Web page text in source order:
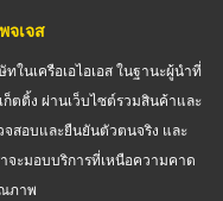
จเจส
ในเครือเอไอเอส ในฐานะผู้นำที่
ตติ้ง ผ่านเว็บไซต์รวมสินค้าและ
จสอบและยืนยันตัวตนจริง และ
จะมอบบริการที่เหนือความคาด
ภาพ